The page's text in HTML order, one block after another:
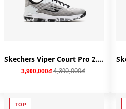
Skechers Viper Court Pro 2.0 'White Black' 246109-WBK
3,900,000đ 4,300,000đ
TOP